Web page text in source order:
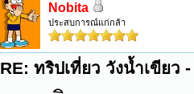
Nobita
ประสบการณ์แก่กล้า
RE: ทริปเที่ยว วังน้ำเขียว